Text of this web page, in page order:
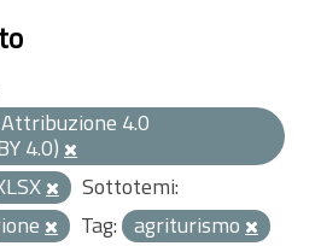
4.0
4.0)
Sottotemi:
Tag: agriturismo